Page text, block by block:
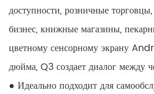
доступности, розничные
бизнес, книжные магазины,
цветному сенсорному экрану
дюйма, Q3 создает диалог между
● Идеально подходит для